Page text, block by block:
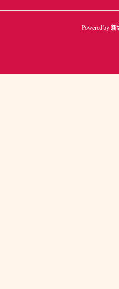
Powered by 新